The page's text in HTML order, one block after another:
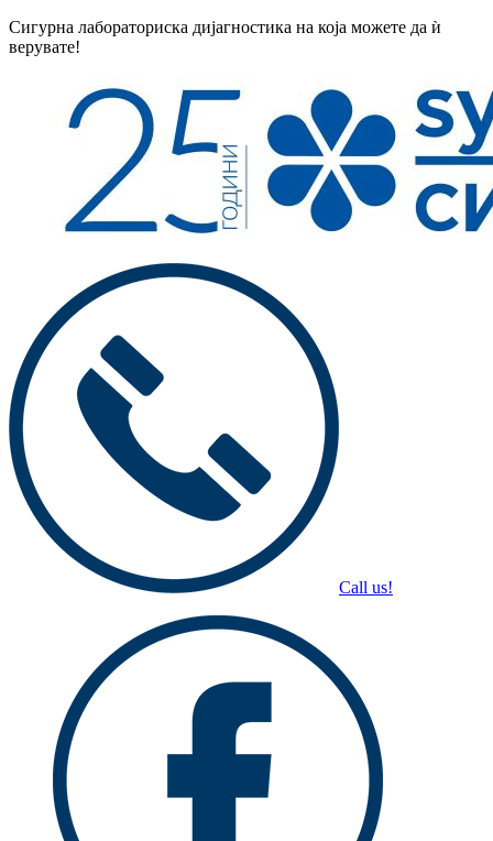
Сигурна лабораториска дијагностика на која можете да ѝ
верувате!
Call us!